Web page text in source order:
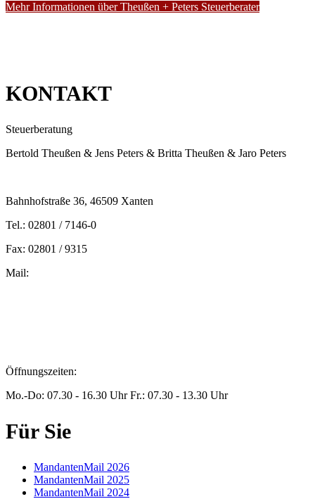
Mehr Informationen über Theußen + Peters Steuerberater
KONTAKT
Steuerberatung
Bertold Theußen & Jens Peters & Britta Theußen & Jaro Peters
Bahnhofstraße 36, 46509 Xanten
Tel.: 02801 / 7146-0
Fax: 02801 / 9315
Mail:
Öffnungszeiten:
Mo.-Do: 07.30 - 16.30 Uhr Fr.: 07.30 - 13.30 Uhr
Für Sie
MandantenMail 2026
MandantenMail 2025
MandantenMail 2024